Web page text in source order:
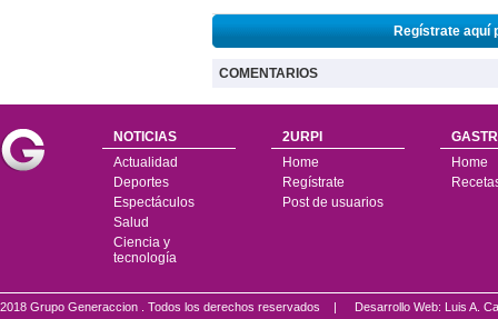
Regístrate aquí
COMENTARIOS
NOTICIAS
Actualidad
Deportes
Espectáculos
Salud
Ciencia y
tecnología
2URPI
Home
Regístrate
Post de usuarios
Home
2018 Grupo Generaccion . Todos los derechos reservados | Desarrollo Web: Luis